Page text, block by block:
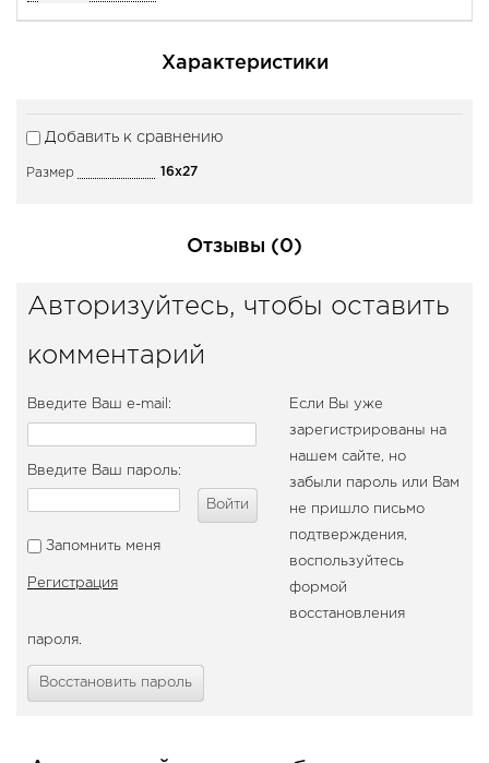
Характеристики
Добавить к сравнению
Размер 16x27
Отзывы (0)
Авторизуйтесь, чтобы оставить
комментарий
Введите Ваш e-mail:
Введите Ваш пароль:
Войти
Запомнить меня
Регистрация
Если Вы уже
зарегистрированы на
нашем сайте, но
забыли пароль или Вам
не пришло письмо
подтверждения,
воспользуйтесь
формой
восстановления
пароля.
Восстановить пароль